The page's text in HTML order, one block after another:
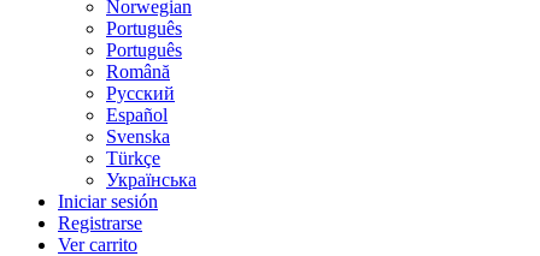
Norwegian
Português
Português
Română
Русский
Español
Svenska
Türkçe
Українська
Iniciar sesión
Registrarse
Ver carrito